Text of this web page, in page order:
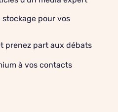
stockage pour vos
prenez part aux débats
à vos contacts